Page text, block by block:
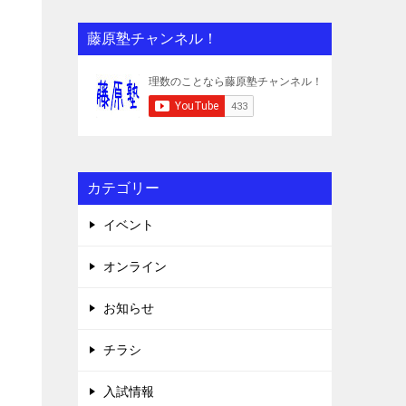
藤原塾チャンネル！
カテゴリー
イベント
オンライン
お知らせ
チラシ
入試情報